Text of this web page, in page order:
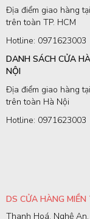
Địa điểm giao hàng
trên toàn TP. HCM
Hotline: 0971623003
DANH SÁCH CỬA
NỘI
Địa điểm giao hàng
trên toàn Hà Nội
Hotline: 0971623003
DS CỬA HÀNG MIỀN
Thanh Hoá, Nghệ